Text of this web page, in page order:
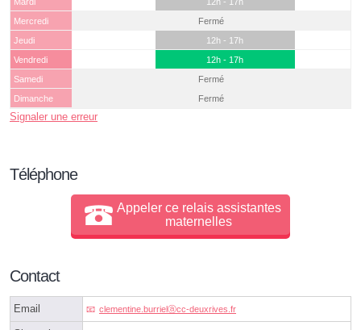
Mercredi
Fermé
Jeudi
12h - 17h
Vendredi
12h - 17h
Samedi
Fermé
Dimanche
Fermé
Signaler une erreur
Téléphone
Appeler ce relais assistantes
maternelles
Contact
Email clementine.burrielⓐcc-deuxrives.fr